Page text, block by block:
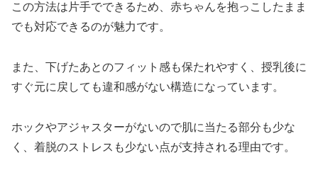
この方法は片手でできるため、赤ちゃんを抱っこしたまま
でも対応できるのが魅力です。
また、下げたあとのフィット感も保たれやすく、授乳後に
すぐ元に戻しても違和感がない構造になっています。
ホックやアジャスターがないので肌に当たる部分も少な
く、着脱のストレスも少ない点が支持される理由です。